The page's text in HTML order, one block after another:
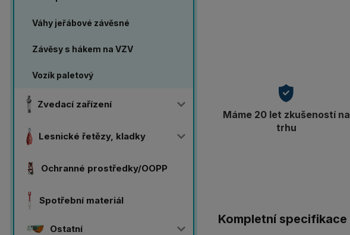
Váhy jeřábové závěsné
Závěsy s hákem na VZV
Vozík paletový
Zvedací zařízení
Lesnické řetězy, kladky
Ochranné prostředky/OOPP
Spotřební materiál
Ostatní
Máme 20 let zkušeností na
trhu
Kompletní specifikace